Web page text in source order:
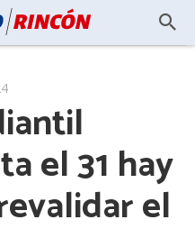
el 31 hay
el